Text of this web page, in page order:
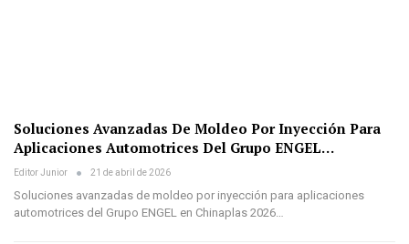
Soluciones Avanzadas De Moldeo Por Inyección Para
Aplicaciones Automotrices Del Grupo ENGEL…
Editor Junior 21 de abril de 2026
Soluciones avanzadas de moldeo por inyección para aplicaciones
automotrices del Grupo ENGEL en Chinaplas 2026…